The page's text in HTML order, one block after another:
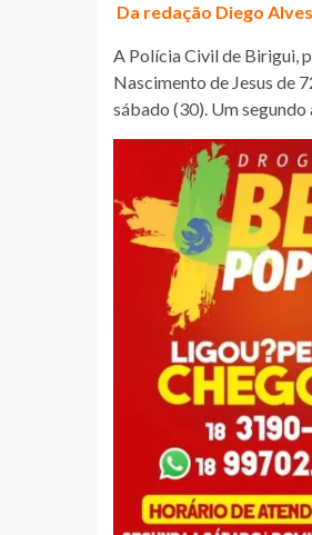
Da redação Diego Alves
A Polícia Civil de Birigui,
Nascimento de Jesus de
sábado (30). Um